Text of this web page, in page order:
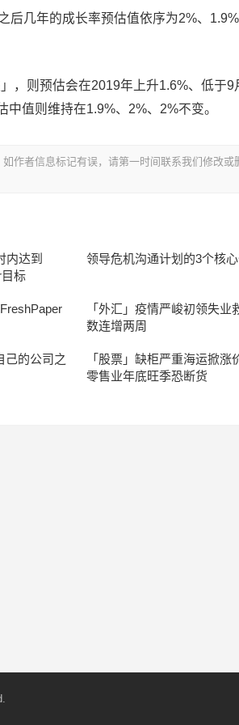
几年的成长率预估值依序为2%、1.9%
，则预估会在2019年上升1.6%、低于9
值则维持在1.9%、2%、2%不变。
作者信息标记有误，请第一时间联系我们修改或
内达到
标
领导危机沟通计划的3个核
「外汇」疫情严峻初领失业
数连增两周
己的公司之
「股票」缺柜严重海运掀涨
零售业年底旺季恐断货